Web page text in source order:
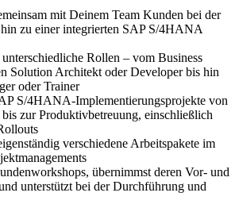
mit Deinem Team Kunden bei der
zu einer integrierten SAP S/4HANA
Rollen – vom Business
Solution Architekt oder Developer bis hin
oder Trainer
S/4HANA-Implementierungsprojekte von
zur Produktivbetreuung, einschließlich
verschiedene Arbeitspakete im
übernimmst deren Vor- und
unterstützt bei der Durchführung und